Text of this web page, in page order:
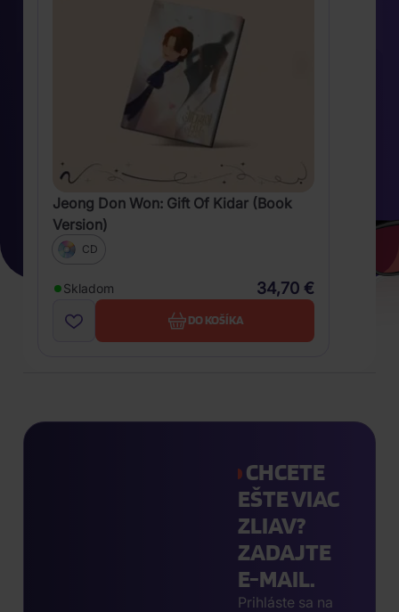
Jeong Don Won: Gift Of Kidar (Book
Version)
CD
Skladom 34,70 €
DO KOŠÍKA
CHCETE
EŠTE VIAC
ZLIAV?
ZADAJTE
E-MAIL.
Prihláste sa na